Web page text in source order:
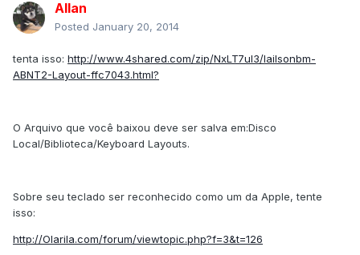
Allan
Posted January 20, 2014
tenta isso: http://www.4shared.com/zip/NxLT7uI3/lailsonbm-
ABNT2-Layout-ffc7043.html?
O Arquivo que você baixou deve ser salva em:Disco
Local/Biblioteca/Keyboard Layouts.
Sobre seu teclado ser reconhecido como um da Apple, tente
isso:
http://Olarila.com/forum/viewtopic.php?f=3&t=126